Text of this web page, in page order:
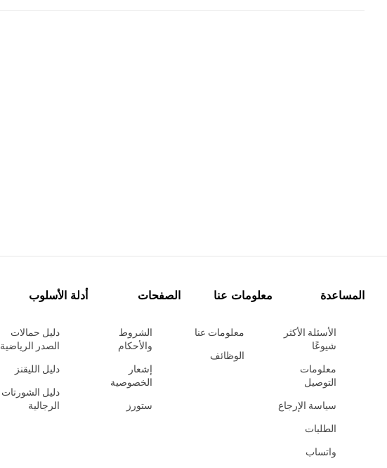
المساعدة
الأسئلة الأكثر
شيوعًا
معلومات
التوصيل
سياسة الإرجاع
الطلبات
واتساب
معلومات عنا
معلومات عنا
الوظائف
الصفحات
الشروط
والأحكام
إشعار
الخصوصية
ستورز
أدلة الأسلوب
دليل حمالات
الصدر الرياضية
دليل الليقنز
دليل الشورتات
الرجالية